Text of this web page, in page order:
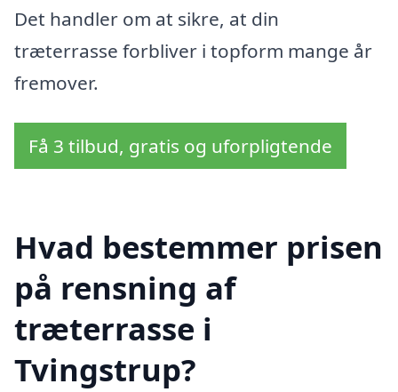
Det handler om at sikre, at din
træterrasse forbliver i topform mange år
fremover.
Få 3 tilbud, gratis og uforpligtende
Hvad bestemmer prisen
på rensning af
træterrasse i
Tvingstrup?